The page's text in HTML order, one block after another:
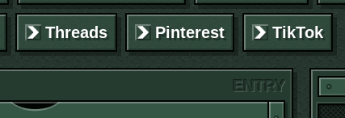
Threads Pinterest TikTok